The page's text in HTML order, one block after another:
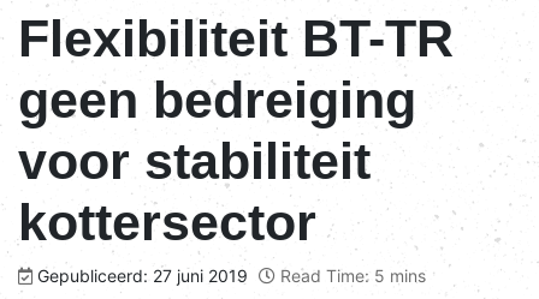
Flexibiliteit BT-TR
geen bedreiging
voor stabiliteit
kottersector
Gepubliceerd: 27 juni 2019 Read Time: 5 mins